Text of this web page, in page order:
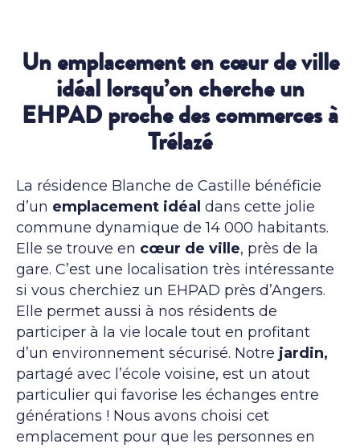
Un emplacement en cœur de ville
idéal lorsqu’on cherche un
EHPAD proche des commerces à
Trélazé
La résidence Blanche de Castille bénéficie
d’un emplacement idéal dans cette jolie
commune dynamique de 14 000 habitants.
Elle se trouve en cœur de ville, près de la
gare. C’est une localisation très intéressante
si vous cherchiez un EHPAD près d’Angers.
Elle permet aussi à nos résidents de
participer à la vie locale tout en profitant
d’un environnement sécurisé. Notre jardin,
partagé avec l’école voisine, est un atout
particulier qui favorise les échanges entre
générations ! Nous avons choisi cet
emplacement pour que les personnes en